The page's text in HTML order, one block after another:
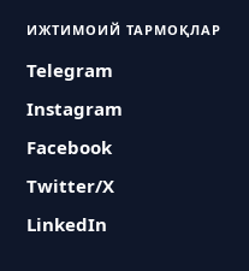
ИЖТИМОИЙ ТАРМОҚЛАР
Telegram
Instagram
Facebook
Twitter/X
LinkedIn